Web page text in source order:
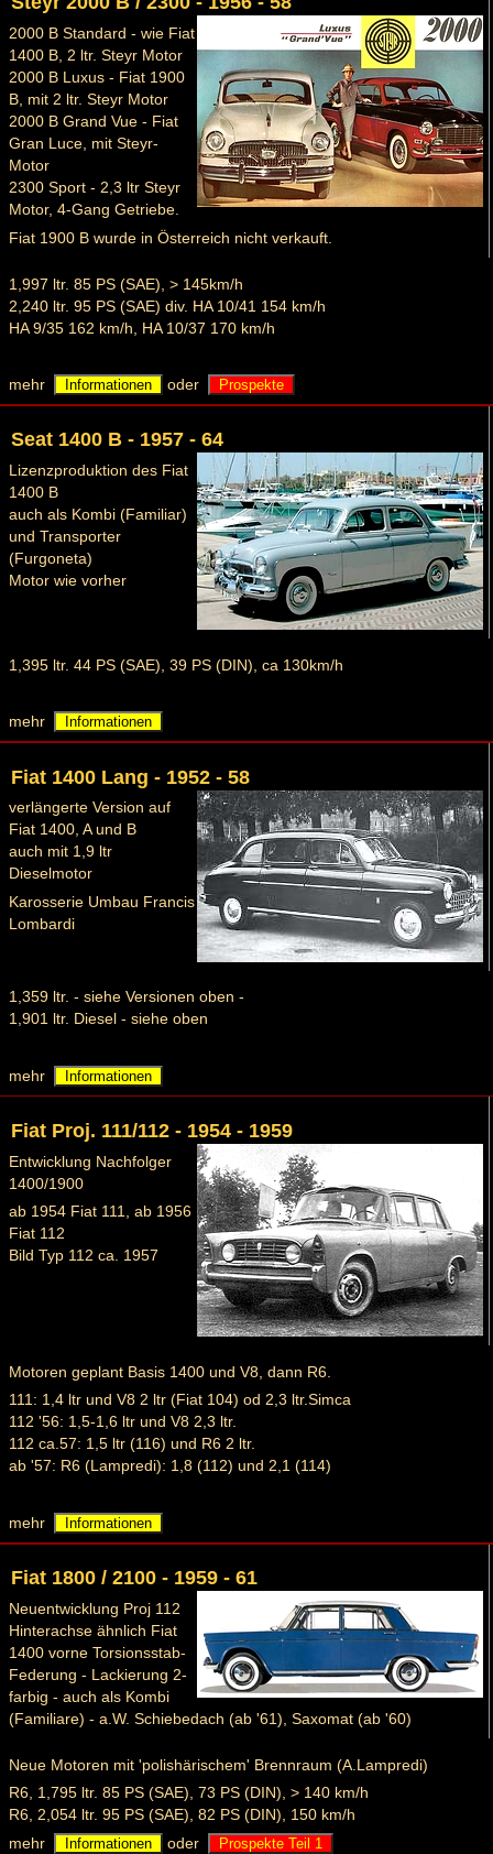
2000 B Standard - wie Fiat
1400 B, 2 ltr. Steyr Motor
2000 B Luxus - Fiat 1900
B, mit 2 ltr. Steyr Motor
2000 B Grand Vue - Fiat
Gran Luce, mit Steyr-
Motor
2300 Sport - 2,3 ltr Steyr
Motor, 4-Gang Getriebe.
Fiat 1900 B wurde in Österreich nicht verkauft.
1,997 ltr. 85 PS (SAE), > 145km/h
2,240 ltr. 95 PS (SAE) div. HA 10/41 154 km/h
HA 9/35 162 km/h, HA 10/37 170 km/h
mehr oder Prospekte
Seat 1400 B - 1957 - 64
Lizenzproduktion des Fiat
1400 B
auch als Kombi (Familiar)
und Transporter
(Furgoneta)
Motor wie vorher
1,395 ltr. 44 PS (SAE), 39 PS (DIN), ca 130km/h
mehr Informationen
Fiat 1400 Lang - 1952 - 58
verlängerte Version auf
Fiat 1400, A und B
auch mit 1,9 ltr
Dieselmotor
Karosserie Umbau Francis
Lombardi
1,359 ltr. - siehe Versionen oben -
1,901 ltr. Diesel - siehe oben
mehr
Fiat Proj. 111/112 - 1954 - 1959
Entwicklung Nachfolger
1400/1900
ab 1954 Fiat 111, ab 1956
Fiat 112
Bild Typ 112 ca. 1957
Motoren geplant Basis 1400 und V8, dann R6.
111: 1,4 ltr und V8 2 ltr (Fiat 104) od 2,3 ltr.Simca
112 '56: 1,5-1,6 ltr und V8 2,3 ltr.
112 ca.57: 1,5 ltr (116) und R6 2 ltr.
ab '57: R6 (Lampredi): 1,8 (112) und 2,1 (114)
mehr Informationen
Fiat 1800 / 2100 - 1959 - 61
Neuentwicklung Proj 112
Hinterachse ähnlich Fiat
1400 vorne Torsionsstab-
Federung - Lackierung 2-
farbig - auch als Kombi
(Familiare) - a.W. Schiebedach (ab '61), Saxomat (ab '60)
Neue Motoren mit 'polishärischem' Brennraum (A.Lampredi)
R6, 1,795 ltr. 85 PS (SAE), 73 PS (DIN), > 140 km/h
R6, 2,054 ltr. 95 PS (SAE), 82 PS (DIN), 150 km/h
mehr
Informationen oder Prospekte Teil 1